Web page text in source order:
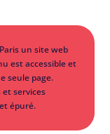
un site web
est accessible et
seule page.
services
épuré.